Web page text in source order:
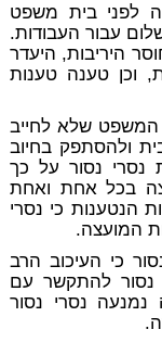
לפני בית משפט
עבור העבודות.
היריבות, היעדר
לצו המועצות, וכן טענה טענות
שלא לחייב
ולהסתפק בחיוב
נסור על כך
בכל אחת ואחת
הנטענות כי נסרי
המועצה.
כי העיכוב הרב
נסור להתקשר עם
נמנעה נסרי נסור